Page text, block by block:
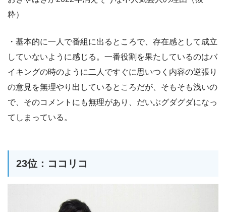
粋）
・基本的に一人で番組に出るところで、存在感として成立
していないように感じる。一番役割を果たしているのはバ
イキングの時のように二人ですぐに思いつく内容の逆張り
の意見を無理やり出しているところだが、そもそも浅いの
で、そのコメントにも無理があり、だいぶグダグダになっ
てしまっている。
23位：ココリコ